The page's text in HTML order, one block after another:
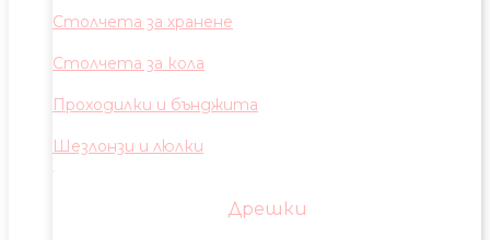
Столчета за хранене
Столчета за кола
Проходилки и бънджита
Шезлонзи и люлки
Дрешки